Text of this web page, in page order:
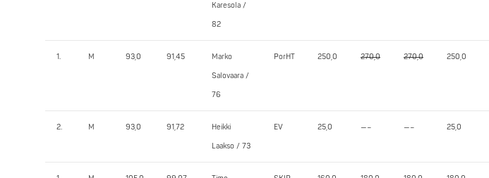
Karesola /
82
1. M 93,0 91,45 Marko
Salovaara /
76
PorHT 250,0 270,0 270,0 250,0
2. M 93,0 91,72 Heikki
Laakso / 73
EV 25,0 —– —– 25,0